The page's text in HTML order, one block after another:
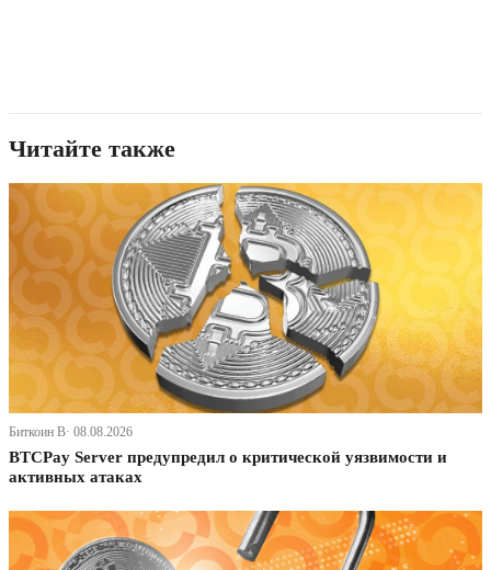
Читайте также
Биткоин В· 08.08.2026
BTCPay Server предупредил о критической уязвимости и
активных атаках